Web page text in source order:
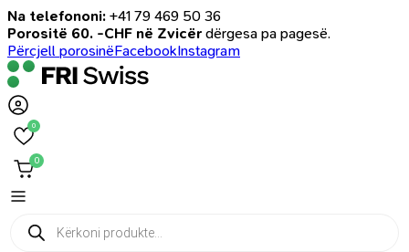
Na telefononi: +41 79 469 50 36
Porositë 60. -CHF në Zvicër dërgesa pa pagesë.
Përcjell porosinëFacebookInstagram
0
0
Products
search